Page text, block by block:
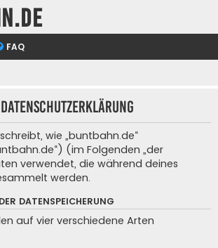
FAQ
wie „buntbahn.de“
(im Folgenden „der
verwendet, die während deines
werden.
DATENSPEICHERUNG
auf vier verschiedene Arten